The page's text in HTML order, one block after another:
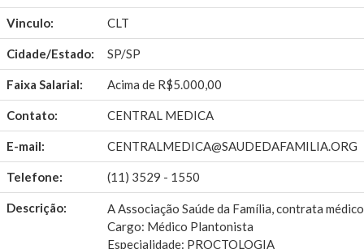
Vinculo: CLT
Cidade/Estado: SP/SP
Faixa Salarial: Acima de R$5.000,00
Contato: CENTRAL MEDICA
E-mail: CENTRALMEDICA@SAUDEDAFAMILIA.ORG
Telefone: (11) 3529 - 1550
Descrição:
A Associação Saúde da Família, contrata
Cargo: Médico Plantonista
Especialidade: PROCTOLOGIA